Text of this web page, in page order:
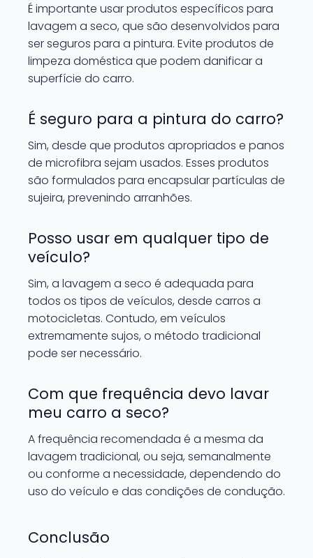
É importante usar produtos específicos para
lavagem a seco, que são desenvolvidos para
ser seguros para a pintura. Evite produtos de
limpeza doméstica que podem danificar a
superfície do carro.
É seguro para a pintura do carro?
Sim, desde que produtos apropriados e panos
de microfibra sejam usados. Esses produtos
são formulados para encapsular partículas de
sujeira, prevenindo arranhões.
Posso usar em qualquer tipo de
veículo?
Sim, a lavagem a seco é adequada para
todos os tipos de veículos, desde carros a
motocicletas. Contudo, em veículos
extremamente sujos, o método tradicional
pode ser necessário.
Com que frequência devo lavar
meu carro a seco?
A frequência recomendada é a mesma da
lavagem tradicional, ou seja, semanalmente
ou conforme a necessidade, dependendo do
uso do veículo e das condições de condução.
Conclusão